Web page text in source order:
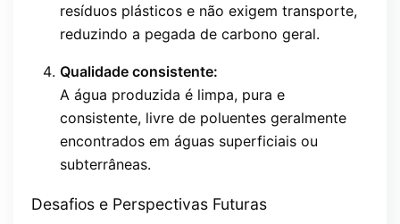
resíduos plásticos e não exigem transporte,
reduzindo a pegada de carbono geral.
Qualidade consistente:
A água produzida é limpa, pura e
consistente, livre de poluentes geralmente
encontrados em águas superficiais ou
subterrâneas.
Desafios e Perspectivas Futuras